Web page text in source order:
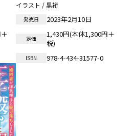
イラスト / 黒裄
発売日 2023年2月10日
定価
1,430円(本体1,300円＋
税)
ISBN 978-4-434-31577-0